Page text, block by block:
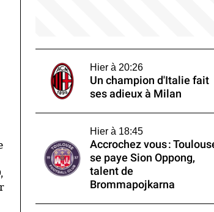
Hier à 20:26
Un champion d'Italie fait
ses adieux à Milan
Hier à 18:45
Accrochez vous :
se paye Sion Oppong,
talent de
Brommapojkarna